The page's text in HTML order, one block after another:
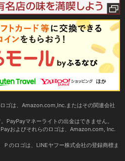
ゴは、Amazon.com,Inc.またはその関連会社
PayPayマネーライトの出金はできません。
およびそれらのロゴは、Amazon.com, Inc.
のロゴは、LINEヤフー株式会社の登録商標ま